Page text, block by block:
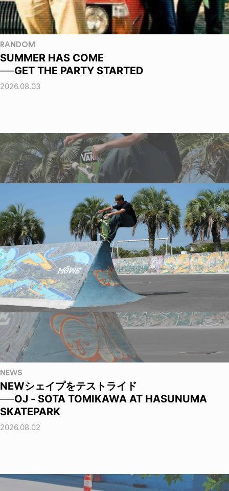
RANDOM
SUMMER HAS COME
──GET THE PARTY STARTED
2026.08.03
NEWS
NEWシェイプをテストライド
──OJ - SOTA TOMIKAWA AT HASUNUMA
SKATEPARK
2026.08.02